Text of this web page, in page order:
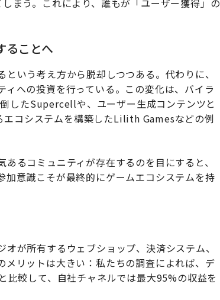
ることへ
いう考え方から脱却しつつある。代わりに、
への投資を行っている。この変化は、バイラ
したSupercellや、ユーザー生成コンテンツと
コシステムを構築したLilith Gamesなどの例
るコミュニティが存在するのを目にすると、
意識こそが最終的にゲームエコシステムを持
が所有するウェブショップ、決済システム、
リットは大きい：私たちの調査によれば、デ
較して、自社チャネルでは最大95%の収益を